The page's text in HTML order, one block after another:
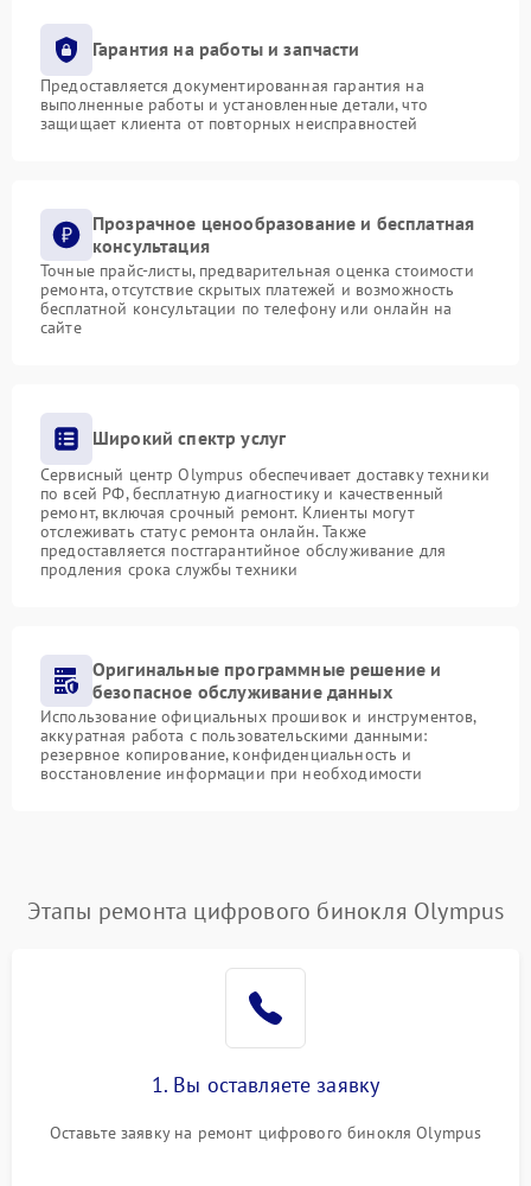
Гарантия на работы и запчасти
Предоставляется документированная гарантия на
выполненные работы и установленные детали, что
защищает клиента от повторных неисправностей
Прозрачное ценообразование и бесплатная
консультация
Точные прайс-листы, предварительная оценка стоимости
ремонта, отсутствие скрытых платежей и возможность
бесплатной консультации по телефону или онлайн на
сайте
Широкий спектр услуг
Сервисный центр Olympus обеспечивает доставку техники
по всей РФ, бесплатную диагностику и качественный
ремонт, включая срочный ремонт. Клиенты могут
отслеживать статус ремонта онлайн. Также
предоставляется постгарантийное обслуживание для
продления срока службы техники
Оригинальные программные решение и
безопасное обслуживание данных
Использование официальных прошивок и инструментов,
аккуратная работа с пользовательскими данными:
резервное копирование, конфиденциальность и
восстановление информации при необходимости
Этапы ремонта цифрового бинокля Olympus
1. Вы оставляете заявку
Оставьте заявку на ремонт цифрового бинокля Olympus